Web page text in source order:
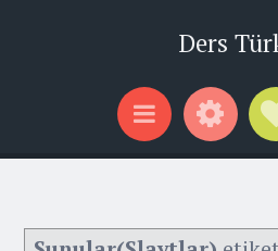
Ders
Menu